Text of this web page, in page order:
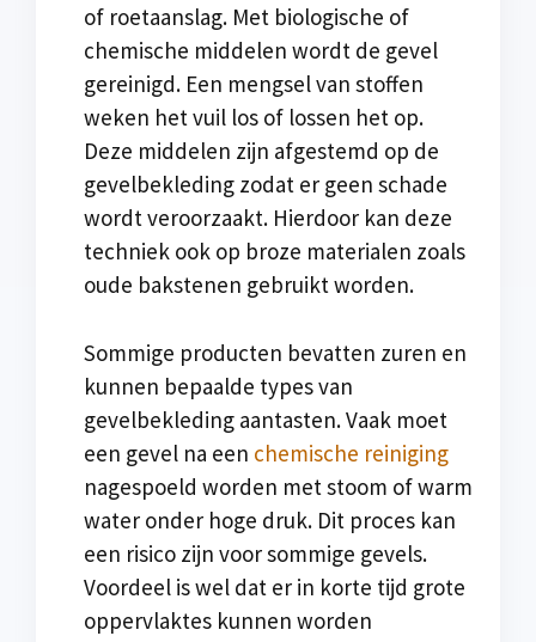
of roetaanslag. Met biologische of
chemische middelen wordt de gevel
gereinigd. Een mengsel van stoffen
weken het vuil los of lossen het op.
Deze middelen zijn afgestemd op de
gevelbekleding zodat er geen schade
wordt veroorzaakt. Hierdoor kan deze
techniek ook op broze materialen zoals
oude bakstenen gebruikt worden.
Sommige producten bevatten zuren en
kunnen bepaalde types van
gevelbekleding aantasten. Vaak moet
een gevel na een chemische reiniging
nagespoeld worden met stoom of warm
water onder hoge druk. Dit proces kan
een risico zijn voor sommige gevels.
Voordeel is wel dat er in korte tijd grote
oppervlaktes kunnen worden